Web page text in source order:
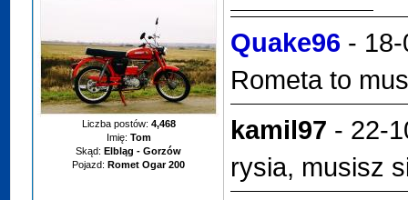
Liczba postów: 4,468
Imię: Tom
Skąd: Elbląg - Gorzów
Pojazd: Romet Ogar 200
Quake96 -
Rometa to
kamil97 - 22-
rysia, musisz